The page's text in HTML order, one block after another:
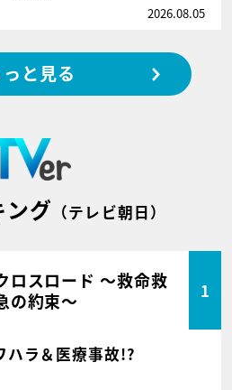
2026.08.05
と見る
ング （テレビ朝日）
ロスロード ～救命救
の約束～
1
ラ＆医療事故!?